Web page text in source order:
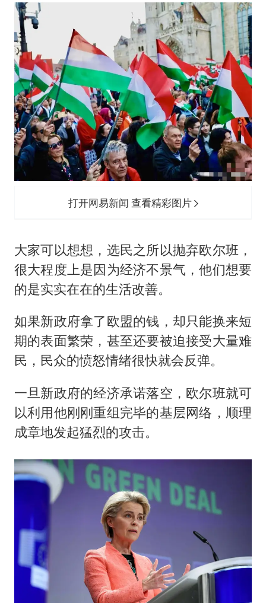
打开网易新闻 查看精彩图片
大家可以想想，选民之所以抛弃欧尔班，
很大程度上是因为经济不景气，他们想要
的是实实在在的生活改善。
如果新政府拿了欧盟的钱，却只能换来短
期的表面繁荣，甚至还要被迫接受大量难
民，民众的愤怒情绪很快就会反弹。
一旦新政府的经济承诺落空，欧尔班就可
以利用他刚刚重组完毕的基层网络，顺理
成章地发起猛烈的攻击。